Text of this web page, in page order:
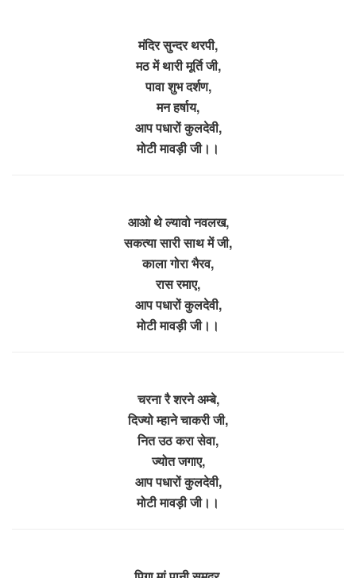
मंदिर सुन्दर थरपी,
मठ में थारी मूर्ति जी,
पावा शुभ दर्शण,
मन हर्षाय,
आप पधारों कुलदेवी,
मोटी मावड़ी जी।।
आओ थे ल्यावो नवलख,
सकत्या सारी साथ में जी,
काला गोरा भैरव,
रास रमाए,
आप पधारों कुलदेवी,
मोटी मावड़ी जी।।
चरना रै शरने अम्बे,
दिज्यो म्हाने चाकरी जी,
नित उठ करा सेवा,
ज्योत जगाए,
आप पधारों कुलदेवी,
मोटी मावड़ी जी।।